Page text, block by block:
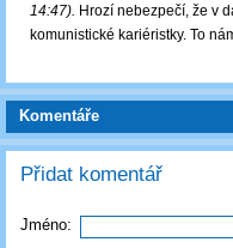
14:47). Hrozí nebezpečí, že v
komunistické kariéristky. To
Komentáře
Přidat komentář
Jméno: